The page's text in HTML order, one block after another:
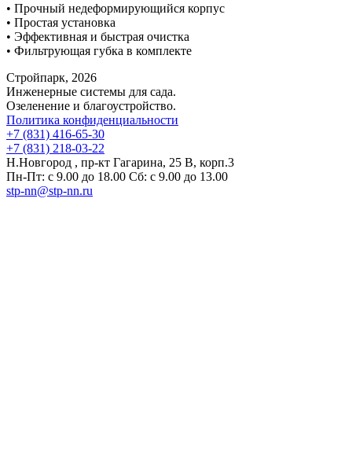
• Прочный недеформирующийся корпус
• Простая установка
• Эффективная и быстрая очистка
• Фильтрующая губка в комплекте
Стройпарк, 2026
Инженерные системы для сада.
Озеленение и благоустройство.
Политика конфиденциальности
+7 (831) 416-65-30
+7 (831) 218-03-22
Н.Новгород , пр-кт Гагарина, 25 В, корп.3
Пн-Пт: с 9.00 до 18.00 Сб: с 9.00 до 13.00
stp-nn@stp-nn.ru